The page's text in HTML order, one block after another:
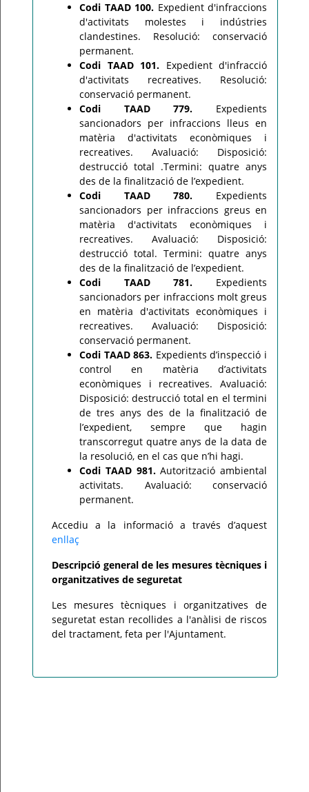
Codi TAAD 100. Expedient d'infraccions
d'activitats molestes i indústries
clandestines. Resolució: conservació
permanent.
Codi TAAD 101. Expedient d'infracció
d'activitats recreatives. Resolució:
conservació permanent.
Codi TAAD 779. Expedients
sancionadors per infraccions lleus en
matèria d'activitats econòmiques i
recreatives. Avaluació: Disposició:
destrucció total .Termini: quatre anys
des de la finalització de l’expedient.
Codi TAAD 780. Expedients
sancionadors per infraccions greus en
matèria d'activitats econòmiques i
recreatives. Avaluació: Disposició:
destrucció total. Termini: quatre anys
des de la finalització de l’expedient.
Codi TAAD 781. Expedients
sancionadors per infraccions molt greus
en matèria d'activitats econòmiques i
recreatives. Avaluació: Disposició:
conservació permanent.
Codi TAAD 863. Expedients d’inspecció i
control en matèria d’activitats
econòmiques i recreatives. Avaluació:
Disposició: destrucció total en el termini
de tres anys des de la finalització de
l’expedient, sempre que hagin
transcorregut quatre anys de la data de
la resolució, en el cas que n’hi hagi.
Codi TAAD 981.Autorització ambiental
activitats. Avaluació: conservació
permanent.
Accediu a la informació a través d’aquest
enllaç
Descripció general de les mesures tècniques i
organitzatives de seguretat
Les mesures tècniques i organitzatives de
seguretat estan recollides a l'anàlisi de riscos
del tractament, feta per l'Ajuntament.